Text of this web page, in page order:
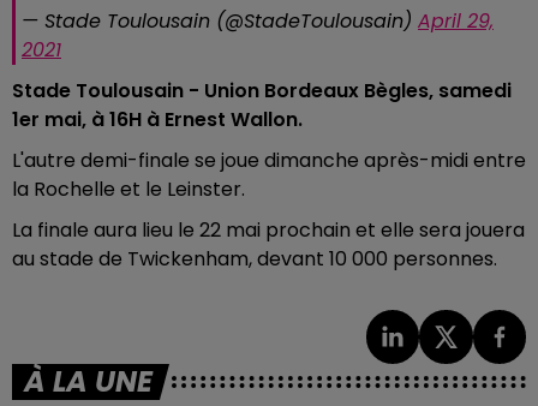
— Stade Toulousain (@StadeToulousain) April 29,
2021
Stade Toulousain - Union Bordeaux Bègles, samedi
1er mai, à 16H à Ernest Wallon.
L'autre demi-finale se joue dimanche après-midi entre
la Rochelle et le Leinster.
La finale aura lieu le 22 mai prochain et elle sera jouera
au stade de Twickenham, devant 10 000 personnes.
À LA UNE